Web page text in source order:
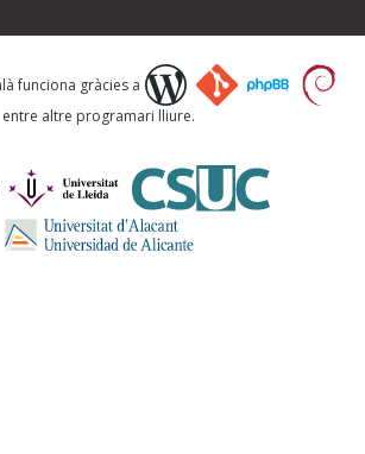
funciona gràcies a
entre altre programari lliure.